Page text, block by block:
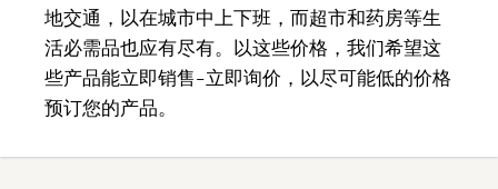
地交通，以在城市中上下班，而超市和药房等生
活必需品也应有尽有。以这些价格，我们希望这
些产品能立即销售–立即询价，以尽可能低的价格
预订您的产品。